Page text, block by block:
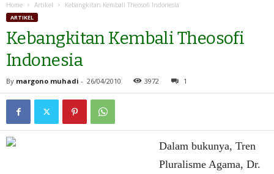
Home Artikel Kebangkitan Kembali Theosofi Indonesia
ARTIKEL
Kebangkitan Kembali Theosofi
Indonesia
By margono muhadi - 26/04/2010 3972 1
Dalam bukunya, Tren
Pluralisme Agama, Dr.